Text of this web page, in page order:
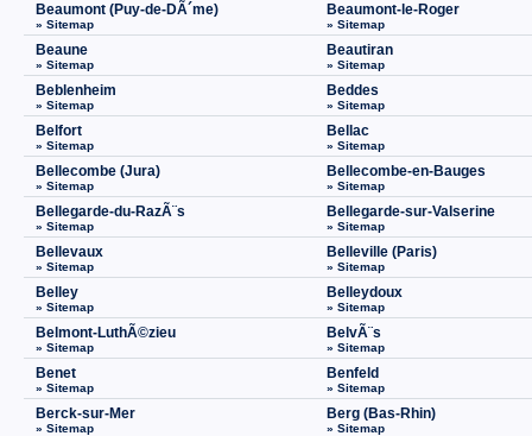
Beaumont (Puy-de-DÃ´me)
» Sitemap
Beaumont-le-Roger
» Sitemap
Beaune
» Sitemap
Beautiran
» Sitemap
Beblenheim
» Sitemap
Beddes
» Sitemap
Belfort
» Sitemap
Bellac
» Sitemap
Bellecombe (Jura)
» Sitemap
Bellecombe-en-Bauges
» Sitemap
Bellegarde-du-RazÃ¨s
» Sitemap
Bellegarde-sur-Valserine
» Sitemap
Bellevaux
» Sitemap
Belleville (Paris)
» Sitemap
Belley
» Sitemap
Belleydoux
» Sitemap
Belmont-LuthÃ©zieu
» Sitemap
BelvÃ¨s
» Sitemap
Benet
» Sitemap
Benfeld
» Sitemap
Berck-sur-Mer
» Sitemap
Berg (Bas-Rhin)
» Sitemap